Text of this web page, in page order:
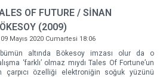
OF FUTURE / SİNAN
(2009)
Mayıs 2020 Cumartesi 18:06
altında Bökesoy imzası olur da o
‘farklı’ olmaz mıydı Tales Of Fortune’un
çarpıcı özelliği elektroniğin soğuk yüzünü